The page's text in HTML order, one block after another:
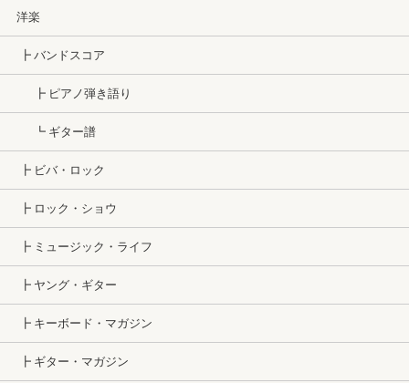
洋楽
┣ バンドスコア
┣ ピアノ弾き語り
┗ ギター譜
┣ ビバ・ロック
┣ ロック・ショウ
┣ ミュージック・ライフ
┣ ヤング・ギター
┣ キーボード・マガジン
┣ ギター・マガジン